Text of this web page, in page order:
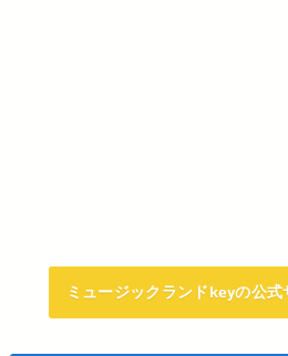
ミュージックランドkeyの公